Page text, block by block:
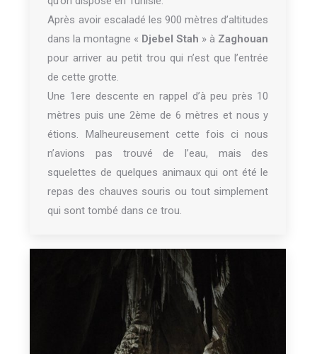
Après avoir escaladé les 900 mètres d’altitudes
dans la montagne « Djebel Stah » à Zaghouan
pour arriver au petit trou qui n’est que l’entrée
de cette grotte.
Une 1ere descente en rappel d’à peu près 10
mètres puis une 2ème de 6 mètres et nous y
étions. Malheureusement cette fois ci nous
n’avions pas trouvé de l’eau, mais des
squelettes de quelques animaux qui ont été le
repas des chauves souris ou tout simplement
qui sont tombé dans ce trou.